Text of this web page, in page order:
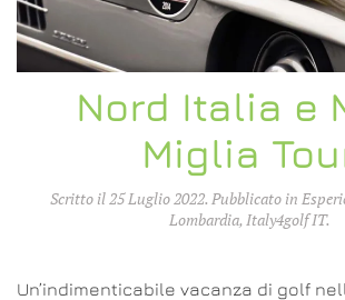
Nord Italia e
Miglia
Scritto il25 Luglio 2022. Pubblicato in
Lombardia,Italy4golf IT.
Un’indimenticabile vacanza di golf